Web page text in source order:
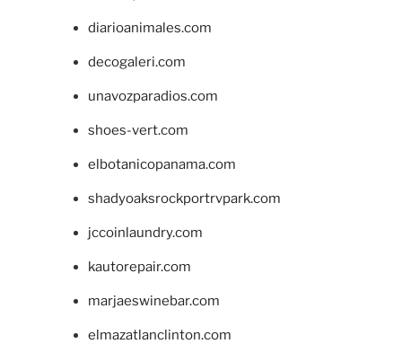
diarioanimales.com
decogaleri.com
unavozparadios.com
shoes-vert.com
elbotanicopanama.com
shadyoaksrockportrvpark.com
jccoinlaundry.com
kautorepair.com
marjaeswinebar.com
elmazatlanclinton.com